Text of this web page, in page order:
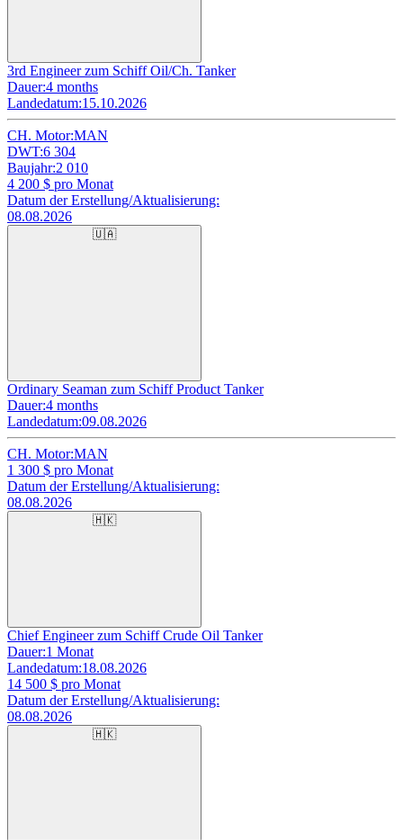
3rd Engineer zum Schiff Oil/Ch. Tanker
Dauer:4 months
Landedatum:15.10.2026
CH. Motor:MAN
DWT:6 304
Baujahr:2 010
4 200 $ pro Monat
Datum der Erstellung/Aktualisierung:
08.08.2026
🇺🇦
Ordinary Seaman zum Schiff Product Tanker
Dauer:4 months
Landedatum:09.08.2026
CH. Motor:MAN
1 300 $ pro Monat
Datum der Erstellung/Aktualisierung:
08.08.2026
🇭🇰
Chief Engineer zum Schiff Crude Oil Tanker
Dauer:1 Monat
Landedatum:18.08.2026
14 500 $ pro Monat
Datum der Erstellung/Aktualisierung:
08.08.2026
🇭🇰